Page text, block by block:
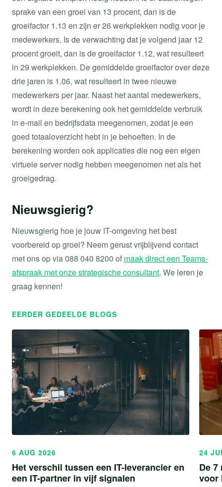
sprake van een groei van 13 procent, dan is de
groeifactor 1.13 en zijn er 26 werkplekken nodig voor je
medewerkers. Is de verwachting dat je volgend jaar 12
procent groeit, dan is de groeifactor 1.12, wat resulteert
in 29 werkplekken. De gemiddelde groeifactor over deze
drie jaren is 1.06, wat resulteert in twee nieuwe
medewerkers per jaar. Naast het aantal medewerkers,
wordt in deze berekening ook het gemiddelde verbruik
in e-mail en bedrijfsdata meegenomen, zodat je een
goed totaaloverzicht hebt in je behoeften. In de
berekening worden ook applicaties die nog een eigen
virtuele server nodig hebben meegenomen net als het
groeigedrag.
Nieuwsgierig?
Nieuwsgierig hoe je jouw IT-omgeving het best
voorbereid op groei? Neem gerust vrijblijvend contact
met ons op via 088 040 8200 of maak direct een Teams-
afspraak met onze strategische consultant. We leren je
graag kennen!
EERDER GEDEELDE BLOGS
6 AUG 2026
Het verschil tussen een IT-leverancier en
een IT-partner in vijf signalen
24
De
voor